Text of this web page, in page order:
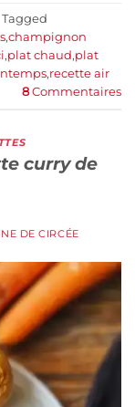
Tagged
,champignon
,plat chaud,plat
,recette air
8Commentaires
curry de
DE CIRCÉE